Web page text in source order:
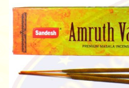
Bildgalerie
springen